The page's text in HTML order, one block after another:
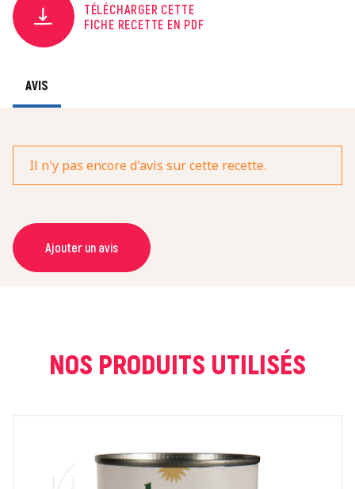
TÉLÉCHARGER CETTE
FICHE RECETTE EN PDF
AVIS
Il n'y pas encore d'avis sur cette recette.
Ajouter un avis
NOM *
COMMENTAIRE *
NOS PRODUITS UTILISÉS